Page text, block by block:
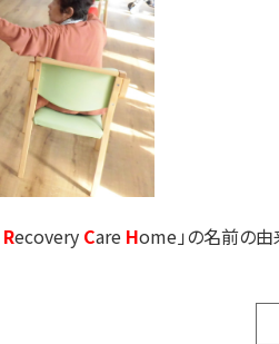
Recovery Care Home」の名前の